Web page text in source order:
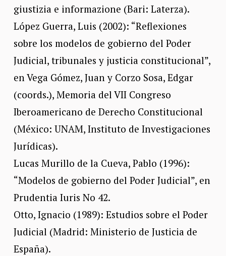
giustizia e informazione (Bari: Laterza).
López Guerra, Luis (2002): “Reflexiones
sobre los modelos de gobierno del Poder
Judicial, tribunales y justicia constitucional”,
en Vega Gómez, Juan y Corzo Sosa, Edgar
(coords.), Memoria del VII Congreso
Iberoamericano de Derecho Constitucional
(México: UNAM, Instituto de Investigaciones
Jurídicas).
Lucas Murillo de la Cueva, Pablo (1996):
“Modelos de gobierno del Poder Judicial”, en
Prudentia Iuris No 42.
Otto, Ignacio (1989): Estudios sobre el Poder
Judicial (Madrid: Ministerio de Justicia de
España).